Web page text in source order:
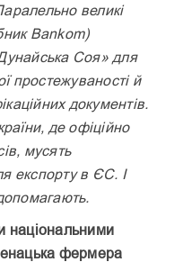
великі
Bankom)
Соя» для
простежуваності й
документів.
де офіційно
мусять
експорту в ЄС. І
національними
фермера